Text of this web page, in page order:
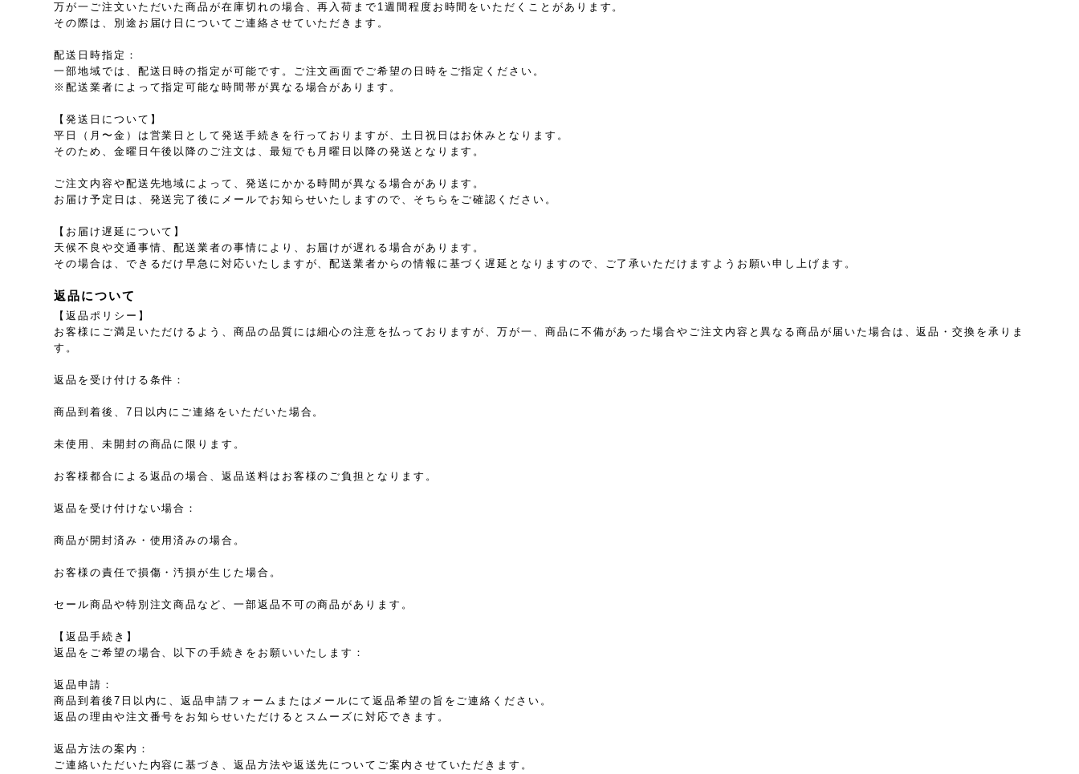
万が一ご注文いただいた商品が在庫切れの場合、再入荷まで1週間程度お時間をいただくことがあります。
その際は、別途お届け日についてご連絡させていただきます。
配送日時指定：
一部地域では、配送日時の指定が可能です。ご注文画面でご希望の日時をご指定ください。
※配送業者によって指定可能な時間帯が異なる場合があります。
【発送日について】
平日（月〜金）は営業日として発送手続きを行っておりますが、土日祝日はお休みとなります。
そのため、金曜日午後以降のご注文は、最短でも月曜日以降の発送となります。
ご注文内容や配送先地域によって、発送にかかる時間が異なる場合があります。
お届け予定日は、発送完了後にメールでお知らせいたしますので、そちらをご確認ください。
【お届け遅延について】
天候不良や交通事情、配送業者の事情により、お届けが遅れる場合があります。
その場合は、できるだけ早急に対応いたしますが、配送業者からの情報に基づく遅延となりますので、ご了承いただけますようお願い申し上げます。
返品について
【返品ポリシー】
お客様にご満足いただけるよう、商品の品質には細心の注意を払っておりますが、万が一、商品に不備があった場合やご注文内容と異なる商品が届いた場合は、返品・交換を承りま
す。
返品を受け付ける条件：
商品到着後、7日以内にご連絡をいただいた場合。
未使用、未開封の商品に限ります。
お客様都合による返品の場合、返品送料はお客様のご負担となります。
返品を受け付けない場合：
商品が開封済み・使用済みの場合。
お客様の責任で損傷・汚損が生じた場合。
セール商品や特別注文商品など、一部返品不可の商品があります。
【返品手続き】
返品をご希望の場合、以下の手続きをお願いいたします：
返品申請：
商品到着後7日以内に、返品申請フォームまたはメールにて返品希望の旨をご連絡ください。
返品の理由や注文番号をお知らせいただけるとスムーズに対応できます。
返品方法の案内：
ご連絡いただいた内容に基づき、返品方法や返送先についてご案内させていただきます。